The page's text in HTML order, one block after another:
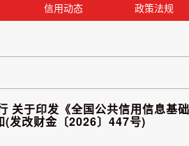
信用动态 政策法规
关于印发《全国公共信用信息基
发改财金〔2026〕447号)